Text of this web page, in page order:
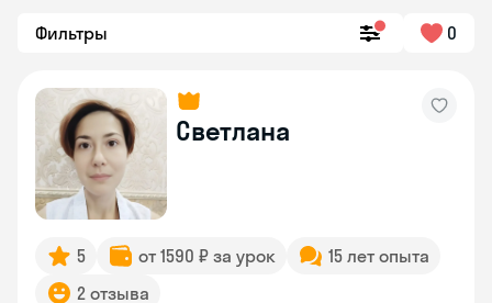
Фильтры 0
Светлана
5 от 1590 ₽ за урок
15 лет опыта
2 отзыва